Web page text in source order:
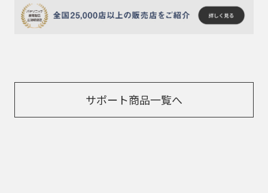
サポート商品一覧へ